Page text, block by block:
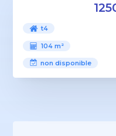
t4
104 m²
non disponible